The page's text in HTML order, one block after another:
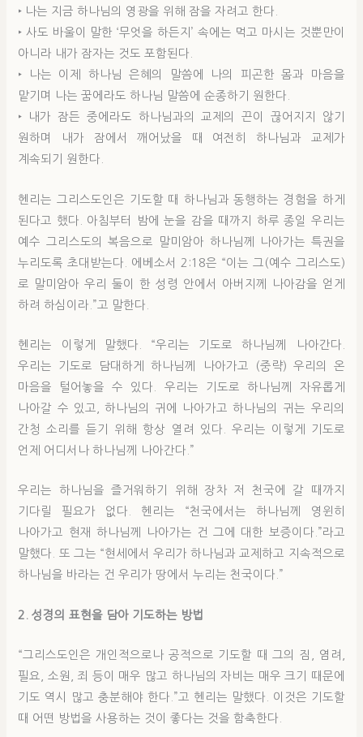
‣ 나는 지금 하나님의 영광을 위해 잠을 자려고 한다.
‣ 사도 바울이 말한 ‘무엇을 하든지’ 속에는 먹고 마시는 것뿐만이
아니라 내가 잠자는 것도 포함된다.
‣ 나는 이제 하나님 은혜의 말씀에 나의 피곤한 몸과 마음을
맡기며 나는 꿈에라도 하나님 말씀에 순종하기 원한다.
‣ 내가 잠든 중에라도 하나님과의 교제의 끈이 끊어지지 않기
원하며 내가 잠에서 깨어났을 때 여전히 하나님과 교제가
계속되기 원한다.
헨리는 그리스도인은 기도할 때 하나님과 동행하는 경험을 하게
된다고 했다. 아침부터 밤에 눈을 감을 때까지 하루 종일 우리는
예수 그리스도의 복음으로 말미암아 하나님께 나아가는 특권을
누리도록 초대받는다. 에베소서 2:18은 “이는 그(예수 그리스도)
로 말미암아 우리 둘이 한 성령 안에서 아버지께 나아감을 얻게
하려 하심이라.”고 말한다.
헨리는 이렇게 말했다. “우리는 기도로 하나님께 나아간다.
우리는 기도로 담대하게 하나님께 나아가고 (중략) 우리의 온
마음을 털어놓을 수 있다. 우리는 기도로 하나님께 자유롭게
나아갈 수 있고, 하나님의 귀에 나아가고 하나님의 귀는 우리의
간청 소리를 듣기 위해 항상 열려 있다. 우리는 이렇게 기도로
언제 어디서나 하나님께 나아간다.”
우리는 하나님을 즐거워하기 위해 장차 저 천국에 갈 때까지
기다릴 필요가 없다. 헨리는 “천국에서는 하나님께 영윈히
나아가고 현재 하나님께 나아가는 건 그에 대한 보증이다.”라고
말했다. 또 그는 “현세에서 우리가 하나님과 교제하고 지속적으로
하나님을 바라는 건 우리가 땅에서 누리는 천국이다.”
2. 성경의 표현을 담아 기도하는 방법
“그리스도인은 개인적으로나 공적으로 기도할 때 그의 짐, 염려,
필요, 소원, 죄 등이 매우 많고 하나님의 자비는 매우 크기 때문에
기도 역시 많고 충분해야 한다.”고 헨리는 말했다. 이것은 기도할
때 어떤 방법을 사용하는 것이 좋다는 것을 함축한다.